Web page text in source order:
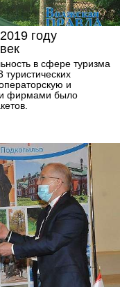
году
в сфере туризма
и
фирмами было